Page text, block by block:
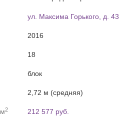
заявки, помощь в получении
сделки. Оказываем
ул. Максима Горького, д. 43
2016
18
блок
2,72 м (средняя)
2 212 577 руб.